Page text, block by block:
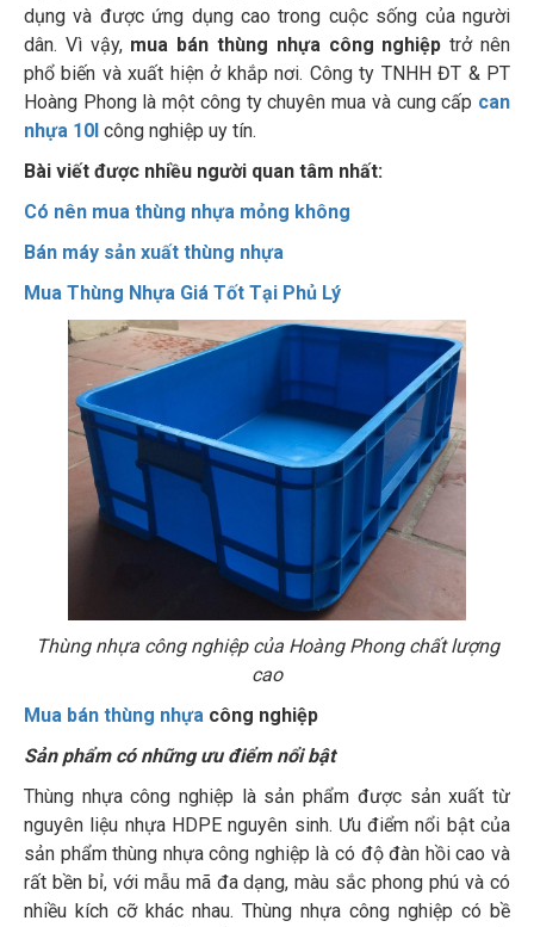
dụng và được ứng dụng cao trong cuộc sống của người
dân. Vì vậy, mua bán thùng nhựa công nghiệp trở nên
phổ biến và xuất hiện ở khắp nơi. Công ty TNHH ĐT & PT
Hoàng Phong là một công ty chuyên mua và cung cấp can
nhựa 10l công nghiệp uy tín.
Bài viết được nhiều người quan tâm nhất:
Có nên mua thùng nhựa mỏng không
Bán máy sản xuất thùng nhựa
Mua Thùng Nhựa Giá Tốt Tại Phủ Lý
Thùng nhựa công nghiệp của Hoàng Phong chất lượng
cao
Mua bán thùng nhựa công nghiệp
Sản phẩm có những ưu điểm nổi bật
Thùng nhựa công nghiệp là sản phẩm được sản xuất từ
nguyên liệu nhựa HDPE nguyên sinh. Ưu điểm nổi bật của
sản phẩm thùng nhựa công nghiệp là có độ đàn hồi cao và
rất bền bỉ, với mẫu mã đa dạng, màu sắc phong phú và có
nhiều kích cỡ khác nhau. Thùng nhựa công nghiệp có bề